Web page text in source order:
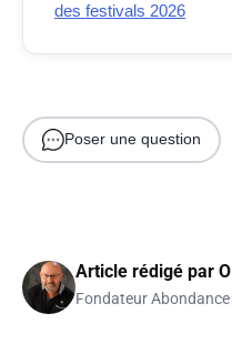
des festivals 2026
Poser une question
Article rédigé par
Fondateur Abondance